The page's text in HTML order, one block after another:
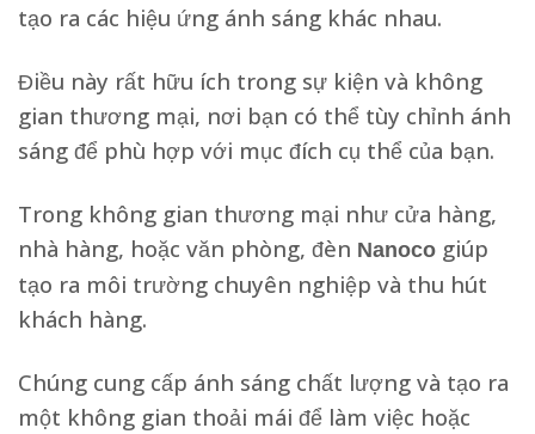
tạo ra các hiệu ứng ánh sáng khác nhau.
Điều này rất hữu ích trong sự kiện và không
gian thương mại, nơi bạn có thể tùy chỉnh ánh
sáng để phù hợp với mục đích cụ thể của bạn.
Trong không gian thương mại như cửa hàng,
nhà hàng, hoặc văn phòng, đèn Nanoco giúp
tạo ra môi trường chuyên nghiệp và thu hút
khách hàng.
Chúng cung cấp ánh sáng chất lượng và tạo ra
một không gian thoải mái để làm việc hoặc